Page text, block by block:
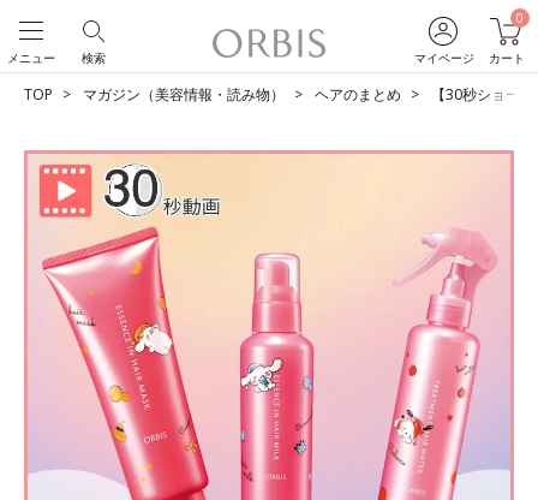
マイページ
0
カート
検索
メニュー
TOP マガジン（美容情報・読み物） ヘアのまとめ 【30秒ショー